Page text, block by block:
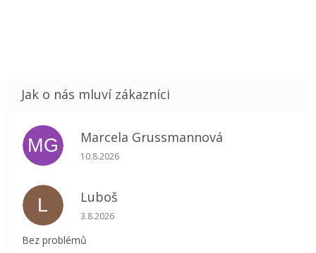
MG Marcela Grussmannová
Hodnocení obchodu je 4 z 5 hvězdiček.
10.8.2026
L Luboš
Hodnocení obchodu je 5 z 5 hvězdiček.
3.8.2026
Bez problémů